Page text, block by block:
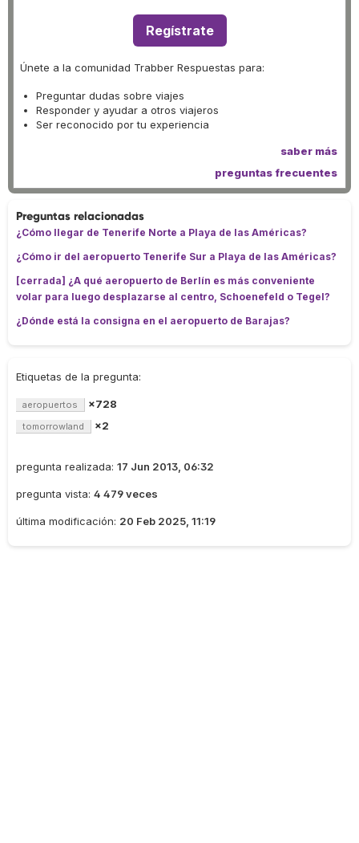
Regístrate
Únete a la comunidad Trabber Respuestas para:
Preguntar dudas sobre viajes
Responder y ayudar a otros viajeros
Ser reconocido por tu experiencia
saber más
preguntas frecuentes
Preguntas relacionadas
¿Cómo llegar de Tenerife Norte a Playa de las Américas?
¿Cómo ir del aeropuerto Tenerife Sur a Playa de las Américas?
[cerrada] ¿A qué aeropuerto de Berlín es más conveniente
volar para luego desplazarse al centro, Schoenefeld o Tegel?
¿Dónde está la consigna en el aeropuerto de Barajas?
Etiquetas de la pregunta:
aeropuertos ×728
tomorrowland ×2
pregunta realizada: 17 Jun 2013, 06:32
pregunta vista: 4 479 veces
última modificación: 20 Feb 2025, 11:19